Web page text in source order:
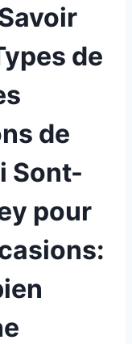
de
de
Sont-
pour